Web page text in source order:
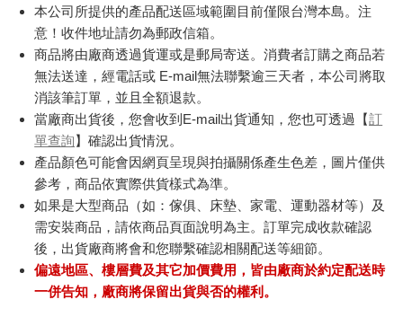
本公司所提供的產品配送區域範圍目前僅限台灣本島。注
意！收件地址請勿為郵政信箱。
商品將由廠商透過貨運或是郵局寄送。消費者訂購之商品若
無法送達，經電話或 E-mail無法聯繫逾三天者，本公司將取
消該筆訂單，並且全額退款。
當廠商出貨後，您會收到E-mail出貨通知，您也可透過【訂
單查詢】確認出貨情況。
產品顏色可能會因網頁呈現與拍攝關係產生色差，圖片僅供
參考，商品依實際供貨樣式為準。
如果是大型商品（如：傢俱、床墊、家電、運動器材等）及
需安裝商品，請依商品頁面說明為主。訂單完成收款確認
後，出貨廠商將會和您聯繫確認相關配送等細節。
偏遠地區、樓層費及其它加價費用，皆由廠商於約定配送時
一併告知，廠商將保留出貨與否的權利。